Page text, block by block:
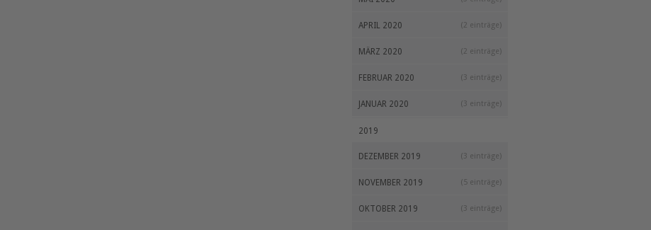
APRIL 2020 (2 einträge)
MÄRZ 2020 (2 einträge)
FEBRUAR 2020 (3 einträge)
JANUAR 2020 (3 einträge)
2019
DEZEMBER 2019 (3 einträge)
NOVEMBER 2019 (5 einträge)
OKTOBER 2019 (3 einträge)